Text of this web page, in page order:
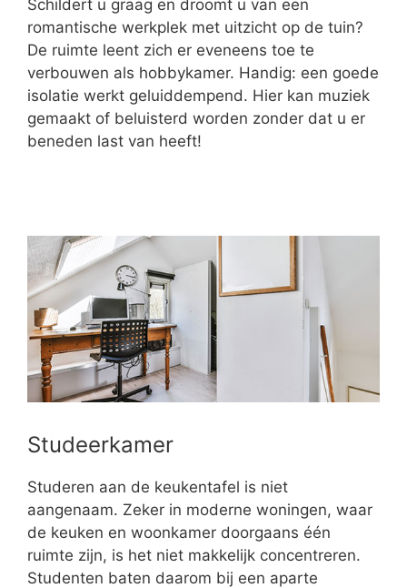
Schildert u graag en droomt u van een
romantische werkplek met uitzicht op de tuin?
De ruimte leent zich er eveneens toe te
verbouwen als hobbykamer. Handig: een goede
isolatie werkt geluiddempend. Hier kan muziek
gemaakt of beluisterd worden zonder dat u er
beneden last van heeft!
Studeerkamer
Studeren aan de keukentafel is niet
aangenaam. Zeker in moderne woningen, waar
de keuken en woonkamer doorgaans één
ruimte zijn, is het niet makkelijk concentreren.
Studenten baten daarom bij een aparte